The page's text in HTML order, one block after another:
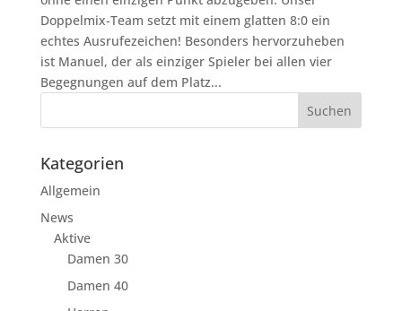
Doppelmix-Team setzt mit einem glatten 8:0 ein
echtes Ausrufezeichen! Besonders hervorzuheben
ist Manuel, der als einziger Spieler bei allen vier
Begegnungen auf dem Platz...
Kategorien
Allgemein
News
Aktive
Damen 30
Damen 40